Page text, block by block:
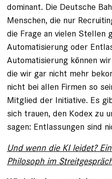
dominant. Die Deutsche
Menschen, die nur
die Frage an vielen Stellen
Automatisierung oder
Automatisierung können
die wir gar nicht mehr
nicht bei allen Firmen so
Mitglied der Initiative. Es
sich trauen, den Kodex zu
sagen: Entlassungen sind
Und wenn die KI leidet?
Philosoph im